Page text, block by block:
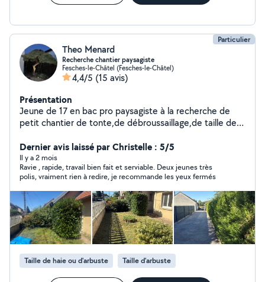
Particulier
Theo Menard
Recherche chantier paysagiste
Fesches-le-Châtel (Fesches-le-Châtel)
4,4/5 (15 avis)
Présentation
Jeune de 17 en bac pro paysagiste à la recherche de
petit chantier de tonte,de débroussaillage,de taille de
adéquat. Étant un jeune dynamique,respectueux,et
ponctuel,je serais heureux de participer à entretenir et
embellir vos extérieurs De même Mon papa est à son
compte dans l aménagement extérieur,et également
terrassier il propose des services comme : -
Gravillonage par émulsion bi-couches - moquette de
pierre - pose de clôture - résine pailleté - préparation
de sol - entretien d'espaces verts De même mon papa
m aide dans certains de mes chantiers. Je vend
également de la très bonne terre végétal Nous restons
à votre dispositions !
Dernier avis laissé par Christelle : 5/5
Il y a 2 mois
Ravie , rapide, travail bien fait et serviable. Deux jeunes très
polis, vraiment rien à redire, je recommande les yeux fermés
Taille de haie ou d'arbuste Taille d'arbuste